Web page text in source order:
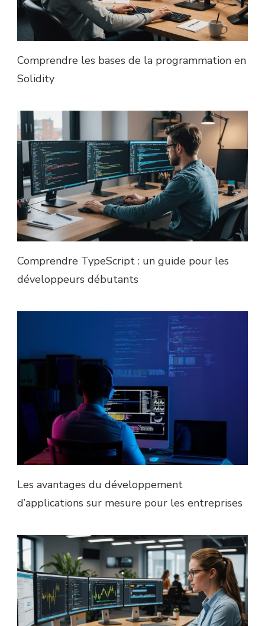
Comprendre les bases de la programmation en
Solidity
Comprendre TypeScript : un guide pour les
développeurs débutants
Les avantages du développement
d’applications sur mesure pour les entreprises